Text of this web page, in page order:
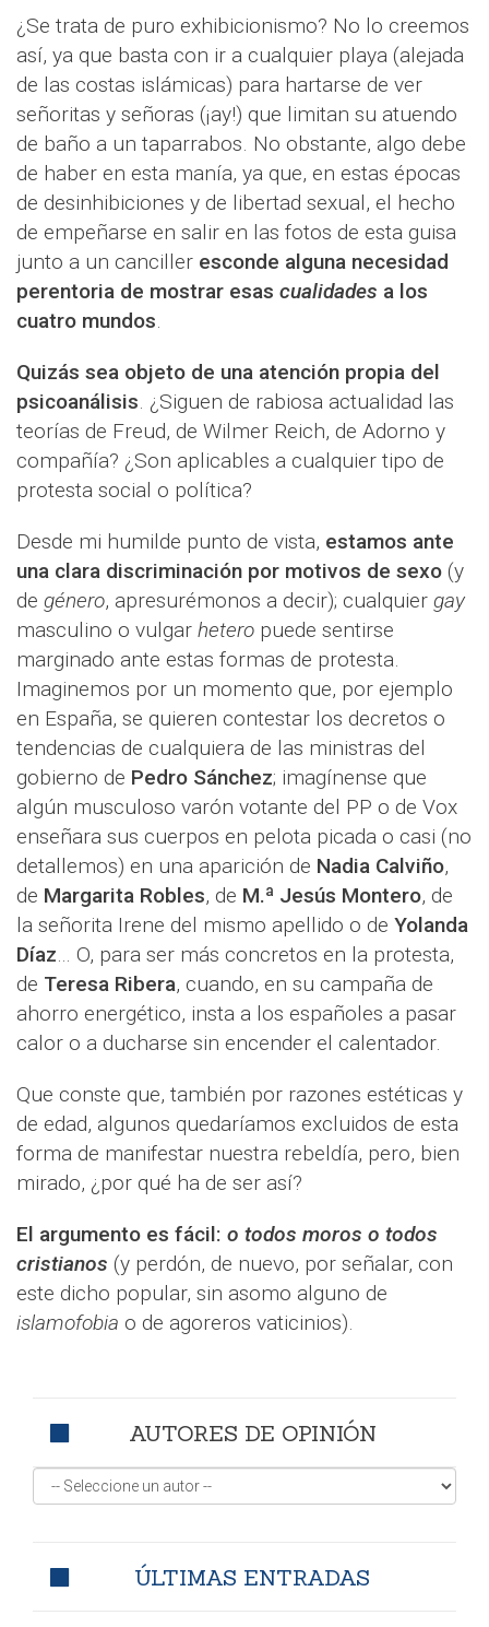
¿Se trata de puro exhibicionismo? No lo creemos
así, ya que basta con ir a cualquier playa (alejada
de las costas islámicas) para hartarse de ver
señoritas y señoras (¡ay!) que limitan su atuendo
de baño a un taparrabos. No obstante, algo debe
de haber en esta manía, ya que, en estas épocas
de desinhibiciones y de libertad sexual, el hecho
de empeñarse en salir en las fotos de esta guisa
junto a un canciller esconde alguna necesidad
perentoria de mostrar esas cualidades a los
cuatro mundos.
Quizás sea objeto de una atención propia del
psicoanálisis. ¿Siguen de rabiosa actualidad las
teorías de Freud, de Wilmer Reich, de Adorno y
compañía? ¿Son aplicables a cualquier tipo de
protesta social o política?
Desde mi humilde punto de vista, estamos ante
una clara discriminación por motivos de sexo (y
de género, apresurémonos a decir); cualquier gay
masculino o vulgar hetero puede sentirse
marginado ante estas formas de protesta.
Imaginemos por un momento que, por ejemplo
en España, se quieren contestar los decretos o
tendencias de cualquiera de las ministras del
gobierno de Pedro Sánchez; imagínense que
algún musculoso varón votante del PP o de Vox
enseñara sus cuerpos en pelota picada o casi (no
detallemos) en una aparición de Nadia Calviño,
de Margarita Robles, de M.ª Jesús Montero, de
la señorita Irene del mismo apellido o de Yolanda
Díaz… O, para ser más concretos en la protesta,
de Teresa Ribera, cuando, en su campaña de
ahorro energético, insta a los españoles a pasar
calor o a ducharse sin encender el calentador.
Que conste que, también por razones estéticas y
de edad, algunos quedaríamos excluidos de esta
forma de manifestar nuestra rebeldía, pero, bien
mirado, ¿por qué ha de ser así?
El argumento es fácil: o todos moros o todos
cristianos (y perdón, de nuevo, por señalar, con
este dicho popular, sin asomo alguno de
islamofobia o de agoreros vaticinios).
AUTORES DE OPINIÓN
ÚLTIMAS ENTRADAS